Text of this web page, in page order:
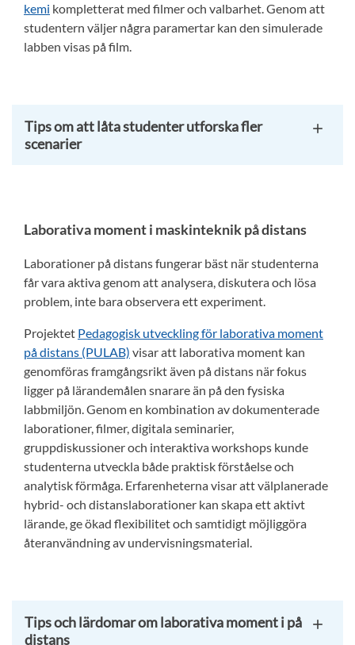
kemi kompletterat med filmer och valbarhet. Genom att
studentern väljer några paramertar kan den simulerade
labben visas på film.
Tips om att låta studenter utforska fler
scenarier
Laborativa moment i maskinteknik på distans
Laborationer på distans fungerar bäst när studenterna
får vara aktiva genom att analysera, diskutera och lösa
problem, inte bara observera ett experiment.
Projektet Pedagogisk utveckling för laborativa moment
på distans (PULAB) visar att laborativa moment kan
genomföras framgångsrikt även på distans när fokus
ligger på lärandemålen snarare än på den fysiska
labbmiljön. Genom en kombination av dokumenterade
laborationer, filmer, digitala seminarier,
gruppdiskussioner och interaktiva workshops kunde
studenterna utveckla både praktisk förståelse och
analytisk förmåga. Erfarenheterna visar att välplanerade
hybrid- och distanslaborationer kan skapa ett aktivt
lärande, ge ökad flexibilitet och samtidigt möjliggöra
återanvändning av undervisningsmaterial.
Tips och lärdomar om laborativa moment i på
distans